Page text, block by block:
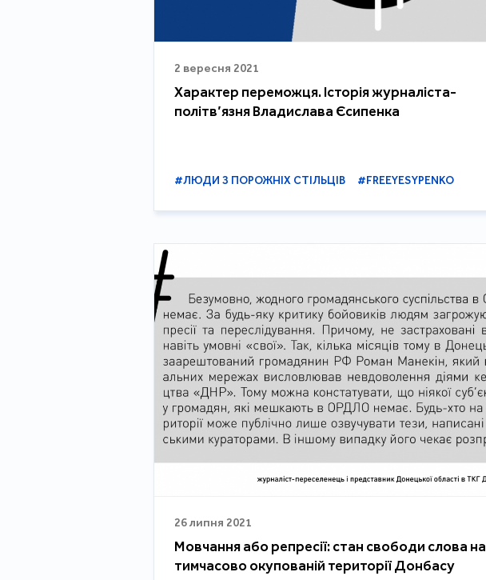
2 вересня 2021
Характер переможця. Історія журналіста-
політв’язня Владислава Єсипенка
#ЛЮДИ З ПОРОЖНІХ СТІЛЬЦІВ #FREEYESYPENKO
26 липня 2021
Мовчання або репресії: стан свободи слова на
тимчасово окупованій території Донбасу